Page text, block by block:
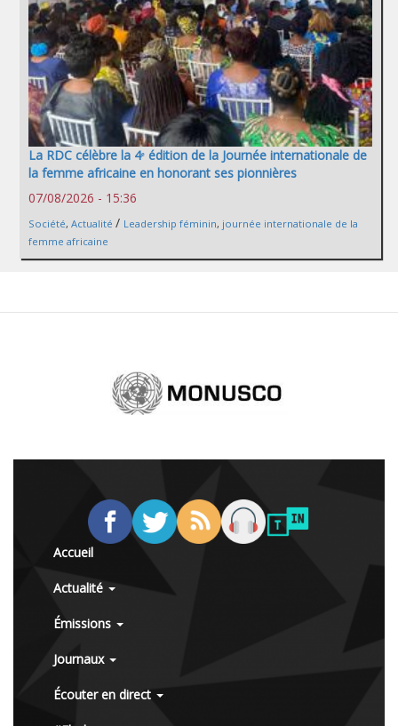
La RDC célèbre la 4ᵉ édition de la Journée internationale de
la femme africaine en honorant ses pionnières
07/08/2026 - 15:36
Société, Actualité / Leadership féminin, journée internationale de la
femme africaine
Accueil
Actualité
Émissions
Journaux
Écouter en direct